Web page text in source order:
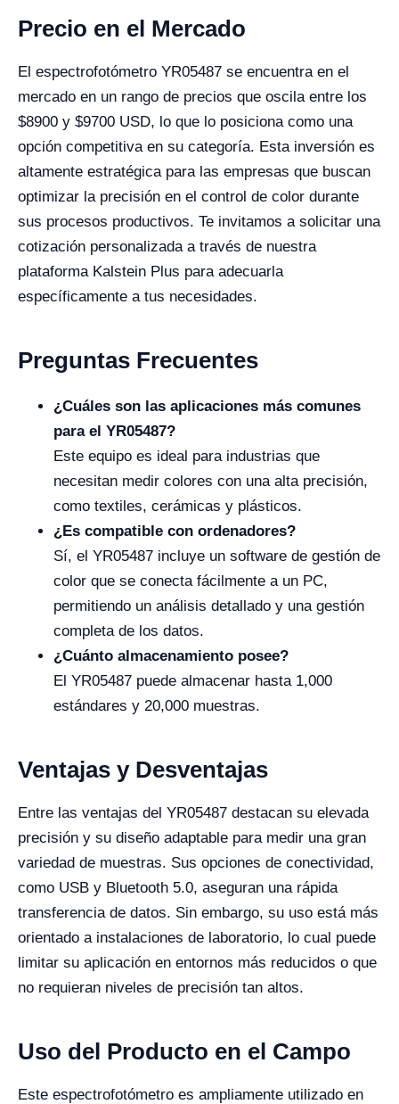
Precio en el Mercado
El espectrofotómetro YR05487 se encuentra en el
mercado en un rango de precios que oscila entre los
$8900 y $9700 USD, lo que lo posiciona como una
opción competitiva en su categoría. Esta inversión es
altamente estratégica para las empresas que buscan
optimizar la precisión en el control de color durante
sus procesos productivos. Te invitamos a solicitar una
cotización personalizada a través de nuestra
plataforma Kalstein Plus para adecuarla
específicamente a tus necesidades.
Preguntas Frecuentes
¿Cuáles son las aplicaciones más comunes
para el YR05487?
Este equipo es ideal para industrias que
necesitan medir colores con una alta precisión,
como textiles, cerámicas y plásticos.
¿Es compatible con ordenadores?
Sí, el YR05487 incluye un software de gestión de
color que se conecta fácilmente a un PC,
permitiendo un análisis detallado y una gestión
completa de los datos.
¿Cuánto almacenamiento posee?
El YR05487 puede almacenar hasta 1,000
estándares y 20,000 muestras.
Ventajas y Desventajas
Entre las ventajas del YR05487 destacan su elevada
precisión y su diseño adaptable para medir una gran
variedad de muestras. Sus opciones de conectividad,
como USB y Bluetooth 5.0, aseguran una rápida
transferencia de datos. Sin embargo, su uso está más
orientado a instalaciones de laboratorio, lo cual puede
limitar su aplicación en entornos más reducidos o que
no requieran niveles de precisión tan altos.
Uso del Producto en el Campo
Este espectrofotómetro es ampliamente utilizado en